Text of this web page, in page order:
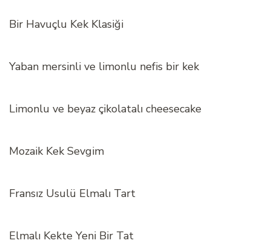
Bir Havuçlu Kek Klasiği
Yaban mersinli ve limonlu nefis bir kek
Limonlu ve beyaz çikolatalı cheesecake
Mozaik Kek Sevgim
Fransız Usulü Elmalı Tart
Elmalı Kekte Yeni Bir Tat